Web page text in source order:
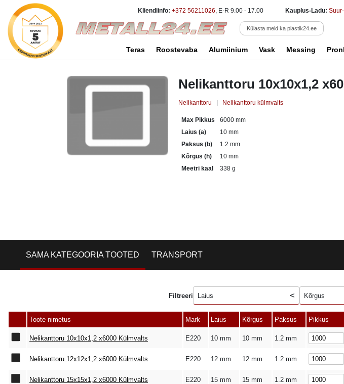
Kliendiinfo: +372 56211026, E-R 9.00 - 17.00 Kauplus-Ladu:
Külasta meid ka plastik24.ee
Teras Roostevaba Alumiinium Vask Messing
Nelikanttoru 10x10x1,2
Nelikanttoru Nelikanttoru külmvalts
Max Pikkus
6000 mm
Laius (a)
10 mm
Paksus (b)
1.2 mm
Kõrgus (h)
10 mm
Meetri kaal
338 g
SAMA KATEGOORIA TOOTED TRANSPORT
Filtreeri Laius Kõrgus
Toote nimetus Mark Laius Kõrgus Paksus Pikkus
Nelikanttoru 10x10x1,2 x6000 Külmvalts E220 10 mm 10 mm 1.2 mm
Nelikanttoru 12x12x1,2 x6000 Külmvalts E220 12 mm 12 mm 1.2 mm
Nelikanttoru 15x15x1,2 x6000 Külmvalts E220 15 mm 15 mm 1.2 mm